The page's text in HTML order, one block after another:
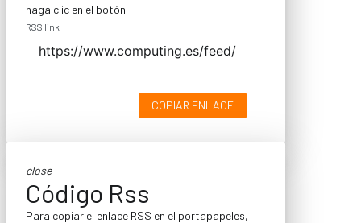
haga clic en el botón.
RSS link
COPIAR ENLACE
close
Código Rss
Para copiar el enlace RSS en el portapapeles,